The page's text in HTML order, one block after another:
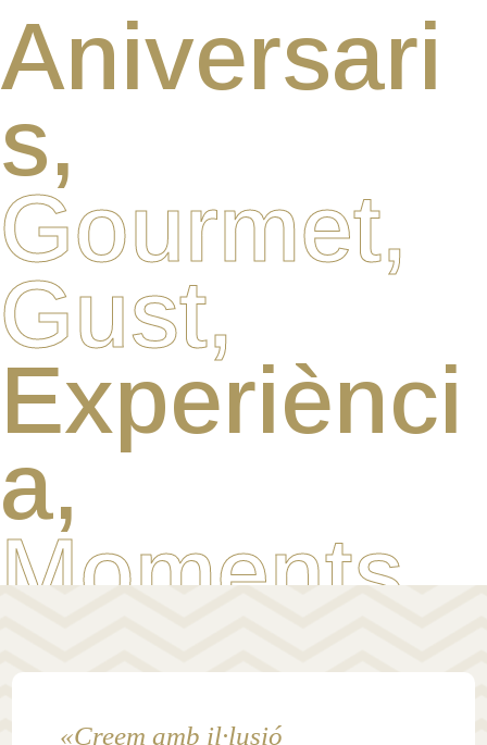
Aniversari
s,
Gourmet,
Gust,
Experiènci
a,
Moments,
«Creem amb il·lusió